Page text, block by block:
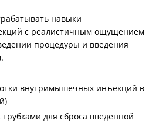
навыки
с реалистичным ощущением
процедуры и введения
внутримышечных инъекций в
для сброса введенной